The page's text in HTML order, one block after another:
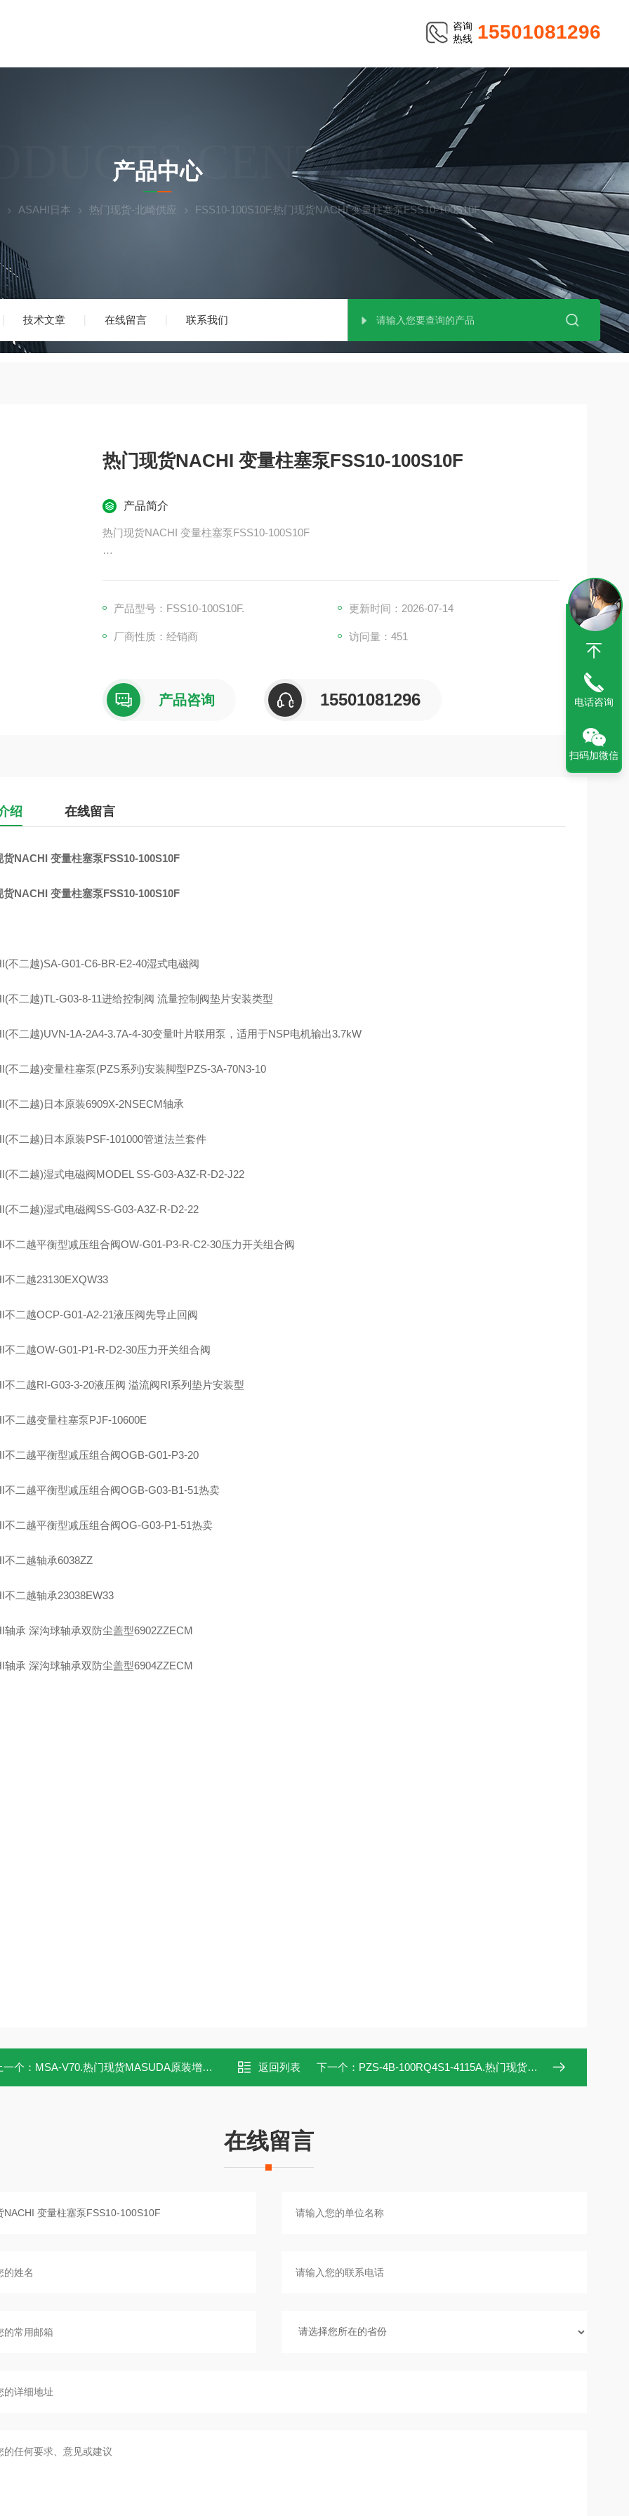
咨询
热线 15501081296
技术文章 在线留言 联系我们
CENTER
产品中心
ASAHI日本 热门现货-北崎供应 FSS10-100S10F.热门现货NACHI 变量柱塞泵FSS10-100S10F
热门现货NACHI 变量柱塞泵FSS10-100S10F
产品简介
热门现货NACHI 变量柱塞泵FSS10-100S10F
产品型号：FSS10-100S10F. 更新时间：2026-07-14
厂商性质：经销商 访问量：451
产品咨询 15501081296
绍 在线留言
货NACHI 变量柱塞泵FSS10-100S10F
货NACHI 变量柱塞泵FSS10-100S10F
不二越)SA-G01-C6-BR-E2-40湿式电磁阀
不二越)TL-G03-8-11进给控制阀 流量控制阀垫片安装类型
不二越)UVN-1A-2A4-3.7A-4-30变量叶片联用泵，适用于NSP电机输出3.7kW
不二越)变量柱塞泵(PZS系列 )安装脚型PZS-3A-70N3-10
不二越)日本原装6909X-2NSECM轴承
不二越)日本原装PSF-101000管道法兰套件
不二越)湿式电磁阀MODEL SS-G03-A3Z-R-D2-J22
不二越)湿式电磁阀SS-G03-A3Z-R-D2-22
不二越平衡型减压组合阀OW-G01-P3-R-C2-30压力开关组合阀
不二越23130EXQW33
不二越OCP-G01-A2-21液压阀先导止回阀
不二越OW-G01-P1-R-D2-30压力开关组合阀
不二越RI-G03-3-20液压阀 溢流阀RI系列垫片安装型
不二越变量柱塞泵PJF-10600E
不二越平衡型减压组合阀OGB-G01-P3-20
不二越平衡型减压组合阀OGB-G03-B1-51热卖
不二越平衡型减压组合阀OG-G03-P1-51热卖
不二越轴承6038ZZ
不二越轴承23038EW33
轴承 深沟球轴承双防尘盖型6902ZZECM
轴承 深沟球轴承双防尘盖型6904ZZECM
一个： MSA-V70.热门现货MASUDA原装增田过滤器MSA-V70 返回列表 下一个： PZS-4B-100RQ4S1-4115A.热门现货NACHI变量柱塞泵PZS-4B-100RQ4S1
在线留言
电话咨询
扫码加微信